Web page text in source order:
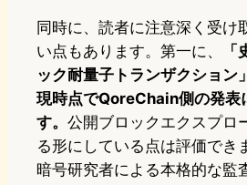
同時に、読者に注意深く受け
い点もあります。第一に、
ック耐量子トランザクション
現時点でQoreChain側の発表
す。 公開ブロックエクスプロ
る形にしている点は評価でき
暗号研究者による本格的な監